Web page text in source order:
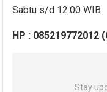
Sabtu s/d 12.00 WIB
HP : 085219772012
Stay